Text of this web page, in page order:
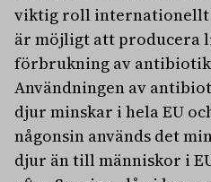
viktig roll internationellt
är möjligt att producera
förbrukning av
Användningen av
djur minskar i hela EU
någonsin används det
djur än till människor i